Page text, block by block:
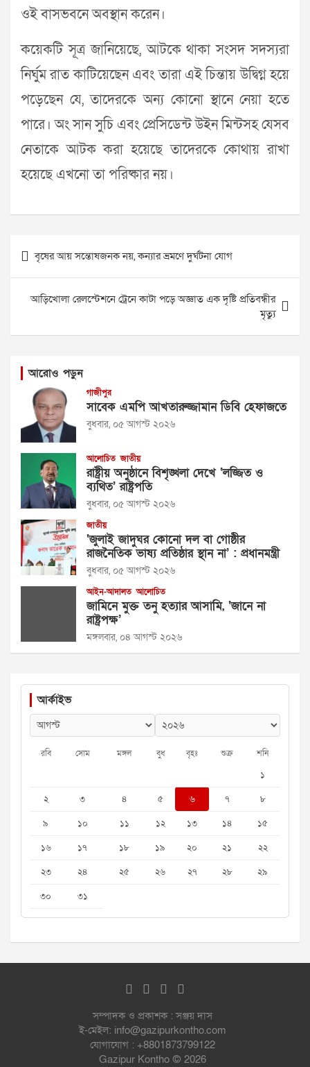
ওই বাসভবনে অবস্থান করেন।
কয়েকটি সূত্র জানিয়েছে, আটকে থাকা সংসদ সদস্যরা
নির্ঘুম রাত কাটিয়েছেন এবং তারা এই চিন্তায় উদ্বিগ্ন হয়ে
পড়েছেন যে, তাদেরকে অন্য কোনো স্থানে নেয়া হতে
পারে। অং সান সুচি এবং প্রেসিডেন্ট উইন মিন্টসহ যেসব
নেতাকে আটক করা হয়েছে তাদেরকে কোথায় রাখা
হয়েছে এখনো তা পরিষ্কার নয়।
Post
navigation
বৃষের আয় সন্তোষজনক নয়, কন্যার ভ্রমণে দুর্ঘটনা যোগ
আড়িখোলা রেলস্টেশনে ট্রেনে কাটা পড়ে অজ্ঞাত এক দৃষ্টি প্রতিবন্ধীর
মৃত্যু
আরোও পড়ুন
গাজীপুর
সাবেক এমপি আখতারুজ্জামান ডিবি হেফাজতে
বুধবার, ০৫ আগস্ট ২০২৬
আলোচিত জাতীয়
রাষ্ট্রীয় অনুষ্ঠানে বিশৃঙ্খলা দেখে ‘লজ্জিত ও
ব্যথিত’ রাষ্ট্রপতি
বুধবার, ০৫ আগস্ট ২০২৬
জাতীয়
‘জুলাই জাদুঘর কোনো দল বা গোষ্ঠীর
রাজনৈতিক ভাষ্য প্রতিষ্ঠার স্থান না’ : প্রধানমন্ত্রী
বুধবার, ০৫ আগস্ট ২০২৬
আইন-আদালত আলোচিত
জামিনে মুক্ত তনু হত্যার আসামি, ‘জানে না
রাষ্ট্রপক্ষ’
মঙ্গলবার, ০৪ আগস্ট ২০২৬
আর্কাইভ
রবি সোম মঙ্গল বুধ বৃহঃ শুক্র শনি
১
২
৩ ৪ ৫ ৬ ৭
৮
৯
১০ ১১ ১২ ১৩ ১৪
১৫
১৬
১৭ ১৮ ১৯ ২০ ২১
২২
২৩
২৪ ২৫ ২৬ ২৭ ২৮
২৯
৩০
৩১
সম্পাদক ও প্রকাশক : সঞ্জয় দাস
ই-মেইল: info@gazipurkontho.com
যোগাযোগ : +8801873799122
Gazipur Kontho © 2026